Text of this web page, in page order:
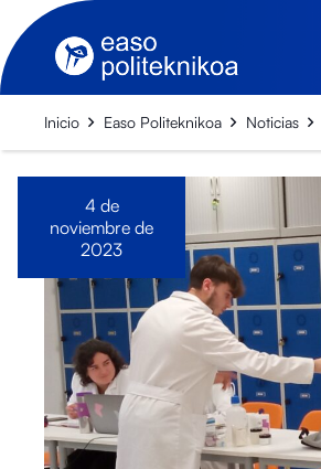
Inicio Easo Politeknikoa Noticias
4 de
noviembre de
2023